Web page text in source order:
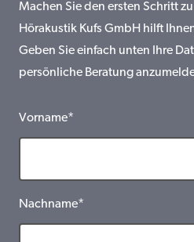
Machen Sie den ersten Schritt
Hörakustik Kufs GmbH hilft
Geben Sie einfach unten Ihre
persönliche Beratung
Vorname*
Nachname*